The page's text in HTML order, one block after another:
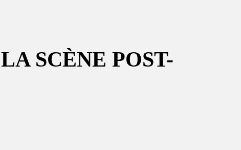
SCÈNE POST-